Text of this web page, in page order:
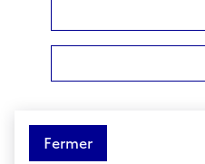
Fermer